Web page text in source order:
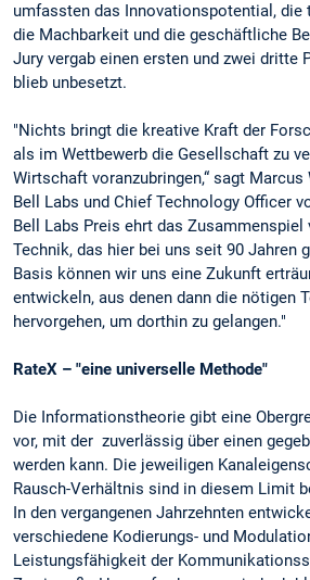
umfassten das Innovationspotential, die
die Machbarkeit und die geschäftliche
Jury vergab einen ersten und zwei dritte
blieb unbesetzt.
"Nichts bringt die kreative Kraft der
als im Wettbewerb die Gesellschaft zu
Wirtschaft voranzubringen,“ sagt
Bell Labs und Chief Technology Officer
Bell Labs Preis ehrt das
Technik, das hier bei uns seit 90 Jahren
Basis können wir uns eine Zukunft
entwickeln, aus denen dann die nötigen
hervorgehen, um dorthin zu gelangen."
RateX – "eine universelle Methode"
Die Informationstheorie gibt eine
vor, mit der zuverlässig über einen
werden kann. Die jeweiligen
Rausch-Verhältnis sind in diesem Limit
In den vergangenen Jahrzehnten
verschiedene Kodierungs- und
Leistungsfähigkeit der